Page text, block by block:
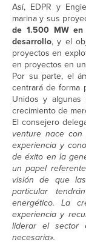
Así, EDPR y
marina y sus
de 1.500 MW
desarrollo, y el
proyectos en
en proyectos en
Por su parte, el
centrará de forma
Unidos y
crecimiento de
El consejero
venture nace
experiencia y
de éxito en la
un papel
visión de que
particular
energético. La
experiencia y
liderar el sector
necesaria».